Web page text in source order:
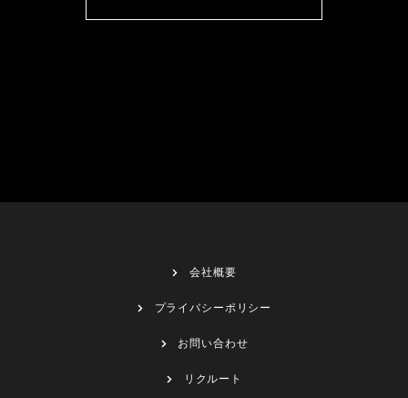
会社概要
プライバシーポリシー
お問い合わせ
リクルート